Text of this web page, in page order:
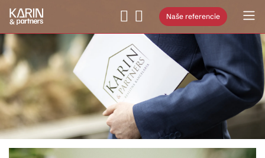
Naše referencie